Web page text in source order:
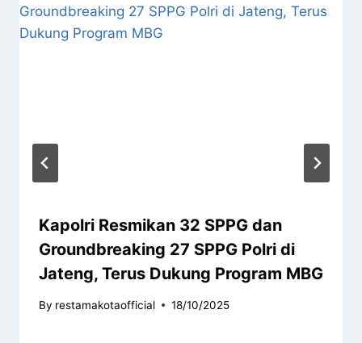
Kapolri Resmikan 32 SPPG dan
Groundbreaking 27 SPPG Polri di
Jateng, Terus Dukung Program MBG
By restamakotaofficial 18/10/2025